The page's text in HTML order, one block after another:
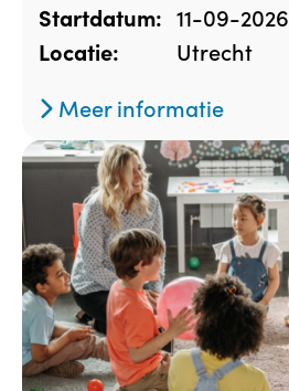
Startdatum: 11-09-2026
Locatie:
Utrecht
Meer informatie